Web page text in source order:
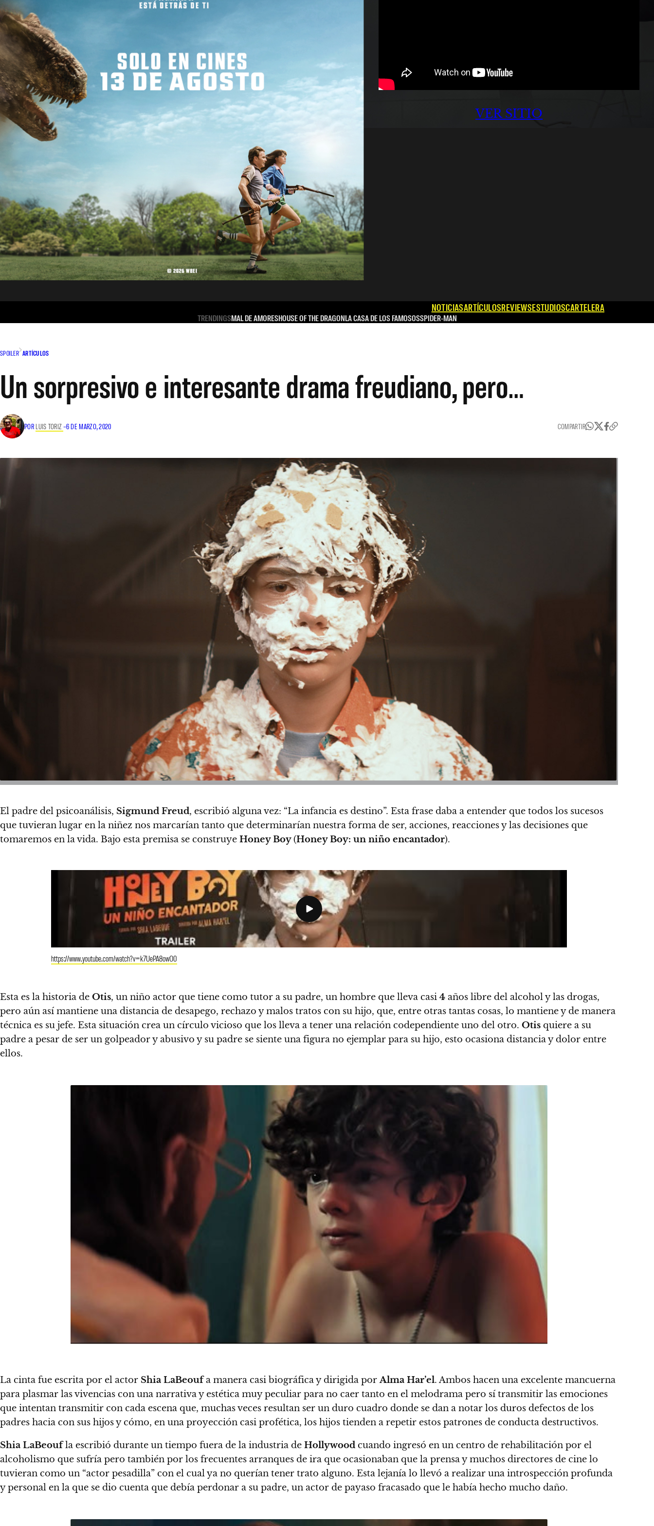
VER SITIO
NOTICIASARTÍCULOSREVIEWSESTUDIOSCARTELERA
TRENDINGSMAL DE AMORESHOUSE OF THE DRAGONLA CASA DE LOS FAMOSOSSPIDER-MAN
SPOILER ARTÍCULOS
Un sorpresivo e interesante drama freudiano, pero…
POR LUIS TORIZ –6 DE MARZO, 2020 COMPARTIR
El padre del psicoanálisis, Sigmund Freud, escribió alguna vez: “La infancia es destino”. Esta frase daba a entender que todos los sucesos
que tuvieran lugar en la niñez nos marcarían tanto que determinarían nuestra forma de ser, acciones, reacciones y las decisiones que
tomaremos en la vida. Bajo esta premisa se construye Honey Boy(Honey Boy: un niño encantador).
https://www.youtube.com/watch?v=k7UePA8owO0
Esta es la historia de Otis, un niño actor que tiene como tutor a su padre, un hombre que lleva casi 4 años libre del alcohol y las drogas,
pero aún así mantiene una distancia de desapego, rechazo y malos tratos con su hijo, que, entre otras tantas cosas, lo mantiene y de manera
técnica es su jefe. Esta situación crea un círculo vicioso que los lleva a tener una relación codependiente uno del otro. Otis quiere a su
padre a pesar de ser un golpeador y abusivo y su padre se siente una figura no ejemplar para su hijo, esto ocasiona distancia y dolor entre
ellos.
La cinta fue escrita por el actor Shia LaBeoufa manera casi biográfica y dirigida porAlma Har’el. Ambos hacen una excelente mancuerna
para plasmar las vivencias con una narrativa y estética muy peculiar para no caer tanto en el melodrama pero sí transmitir las emociones
que intentan transmitir con cada escena que, muchas veces resultan ser un duro cuadro donde se dan a notar los duros defectos de los
padres hacia con sus hijos y cómo, en una proyección casi profética, los hijos tienden a repetir estos patrones de conducta destructivos.
Shia LaBeoufla escribió durante un tiempo fuera de la industria de Hollywood cuando ingresó en un centro de rehabilitación por el
alcoholismo que sufría pero también por los frecuentes arranques de ira que ocasionaban que la prensa y muchos directores de cine lo
tuvieran como un “actor pesadilla” con el cual ya no querían tener trato alguno. Esta lejanía lo llevó a realizar una introspección profunda
y personal en la que se dio cuenta que debía perdonar a su padre, un actor de payaso fracasado que le había hecho mucho daño.